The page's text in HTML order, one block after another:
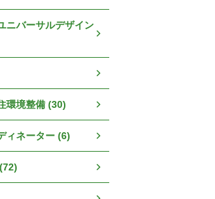
ニバーサルデザイン
環境整備 (30)
ィネーター (6)